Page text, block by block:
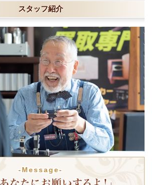
スタッフ紹介
-Message-